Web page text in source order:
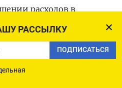
РАССЫЛКУ
ПОДПИСАТЬСЯ
расходов в
рецессии. Общая
S&P 500 упала на
периодом
Refinitiv IBES.